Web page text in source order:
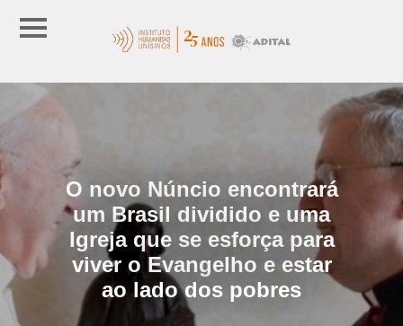
O novo Núncio encontrará
um Brasil dividido e uma
Igreja que se esforça para
viver o Evangelho e estar
ao lado dos pobres